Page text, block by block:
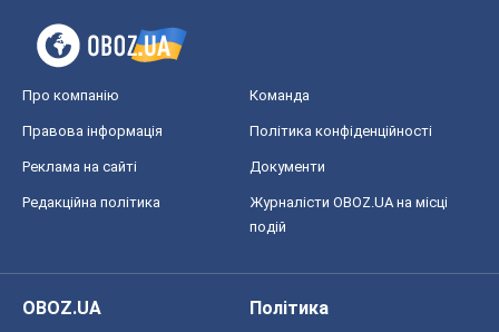
Про компанію Команда
Правова інформація Політика конфіденційності
Реклама на сайті Документи
Редакційна політика
Журналісти OBOZ.UA на місці
подій
OBOZ.UA
Політика